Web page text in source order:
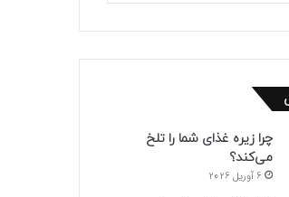
چرا زیره غذای شما را تلخ
می‌کند؟
6 آوریل 2026